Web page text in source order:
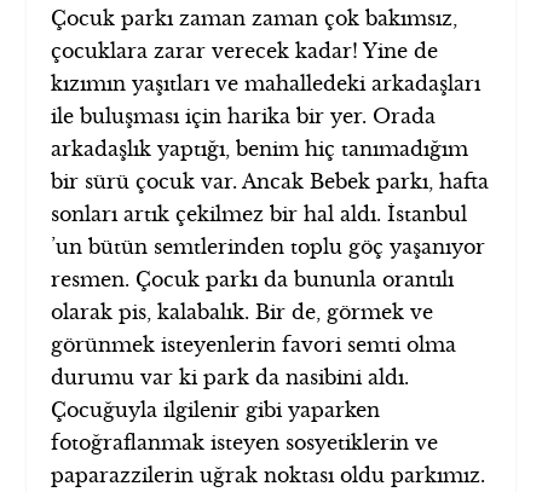
Çocuk parkı zaman zaman çok bakımsız,
çocuklara zarar verecek kadar! Yine de
kızımın yaşıtları ve mahalledeki arkadaşları
ile buluşması için harika bir yer. Orada
arkadaşlık yaptığı, benim hiç tanımadığım
bir sürü çocuk var. Ancak Bebek parkı, hafta
sonları artık çekilmez bir hal aldı. İstanbul
’un bütün semtlerinden toplu göç yaşanıyor
resmen. Çocuk parkı da bununla orantılı
olarak pis, kalabalık. Bir de, görmek ve
görünmek isteyenlerin favori semti olma
durumu var ki park da nasibini aldı.
Çocuğuyla ilgilenir gibi yaparken
fotoğraflanmak isteyen sosyetiklerin ve
paparazzilerin uğrak noktası oldu parkımız.